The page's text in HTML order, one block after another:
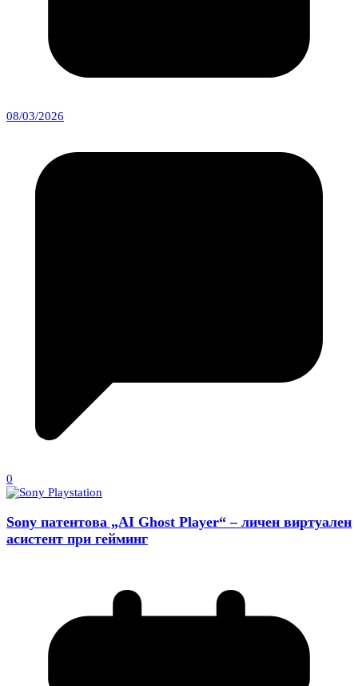
08/03/2026
0
Sony патентова „AI Ghost Player“ – личен виртуален
асистент при гейминг